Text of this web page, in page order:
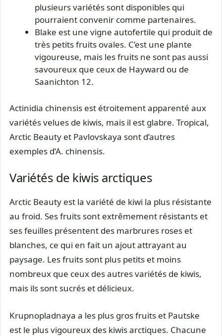
plusieurs variétés sont disponibles qui
pourraient convenir comme partenaires.
Blake est une vigne autofertile qui produit de
très petits fruits ovales. C’est une plante
vigoureuse, mais les fruits ne sont pas aussi
savoureux que ceux de Hayward ou de
Saanichton 12.
Actinidia chinensis est étroitement apparenté aux
variétés velues de kiwis, mais il est glabre. Tropical,
Arctic Beauty et Pavlovskaya sont d’autres
exemples d’A. chinensis.
Variétés de kiwis arctiques
Arctic Beauty est la variété de kiwi la plus résistante
au froid. Ses fruits sont extrêmement résistants et
ses feuilles présentent des marbrures roses et
blanches, ce qui en fait un ajout attrayant au
paysage. Les fruits sont plus petits et moins
nombreux que ceux des autres variétés de kiwis,
mais ils sont sucrés et délicieux.
Krupnopladnaya a les plus gros fruits et Pautske
est le plus vigoureux des kiwis arctiques. Chacune